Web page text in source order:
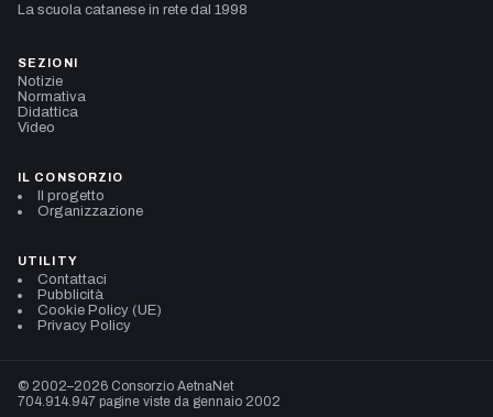
La scuola catanese in rete dal 1998
SEZIONI
Notizie
Normativa
Didattica
Video
IL CONSORZIO
Il progetto
Organizzazione
UTILITY
Contattaci
Pubblicità
Cookie Policy (UE)
Privacy Policy
© 2002–2026 Consorzio AetnaNet
704.914.947 pagine viste da gennaio 2002